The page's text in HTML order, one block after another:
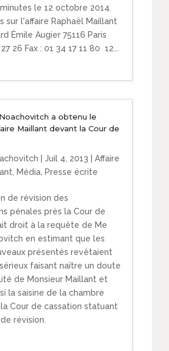
le 12 octobre 2014.
sur l'affaire Raphaël Maillant
Émile Augier 75116 Paris
26 Fax : 01 34 17 11 80 12...
a obtenu le
Maillant devant la Cour de
Juil 4, 2013
Affaire
Média, Presse écrite
de révision des
pénales près la Cour de
droit à la requête de Me
en estimant que les
présentés revêtaient
faisant naître un doute
de Monsieur Maillant et
la saisine de la chambre
Cour de cassation statuant
révision.